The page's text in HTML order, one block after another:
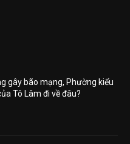
gây bão mạng, Phường kiểu
Tô Lâm đi về đâu?